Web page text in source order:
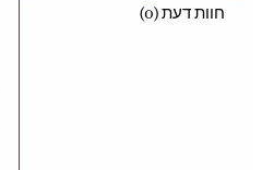
חוות דעת (0)